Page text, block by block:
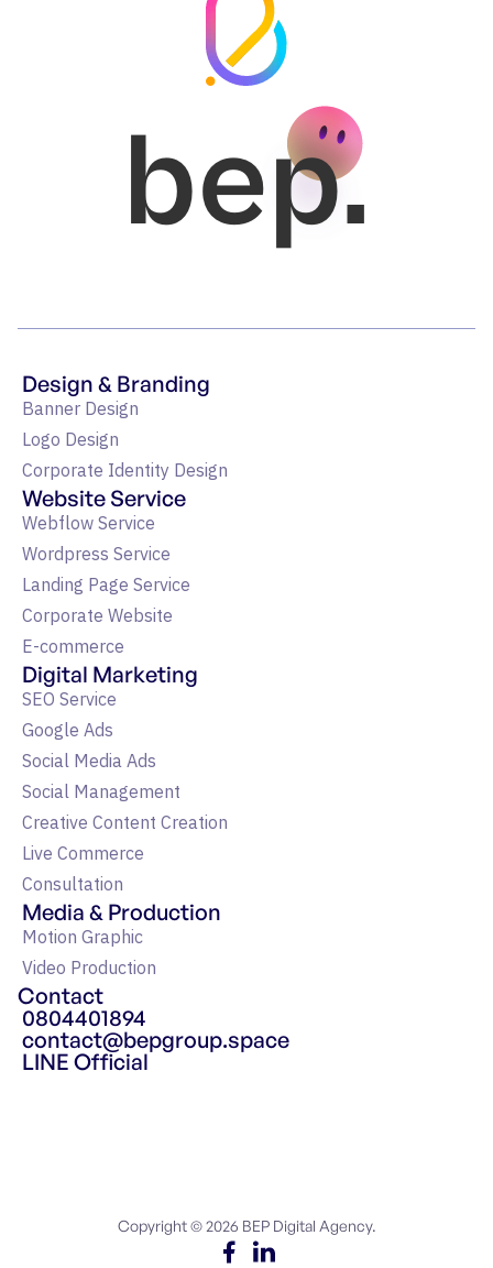
bep.
Design & Branding
Banner Design
Logo Design
Corporate Identity Design
Website Service
Webflow Service
Wordpress Service
Landing Page Service
Corporate Website
E-commerce
Digital Marketing
SEO Service
Google Ads
Social Media Ads
Social Management
Creative Content Creation
Live Commerce
Consultation
Media & Production
Motion Graphic
Video Production
Contact
0804401894
contact@bepgroup.space
LINE Official
Copyright © 2026 BEP Digital Agency.